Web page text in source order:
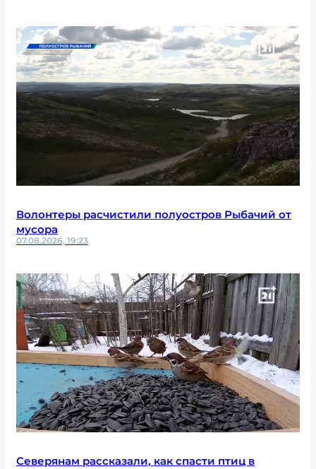
Волонтеры расчистили полуостров Рыбачий от
мусора
07.08.2026, 19:23
Северянам рассказали, как спасти птиц в